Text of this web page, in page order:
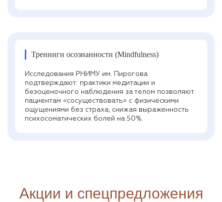
Тренинги осознанности (Mindfulness)
Исследования РНИМУ им. Пирогова
подтверждают: практики медитации и
безоценочного наблюдения за телом позволяют
пациентам «сосуществовать» с физическими
ощущениями без страха, снижая выраженность
психосоматических болей на 50%.
Акции и спецпредложения